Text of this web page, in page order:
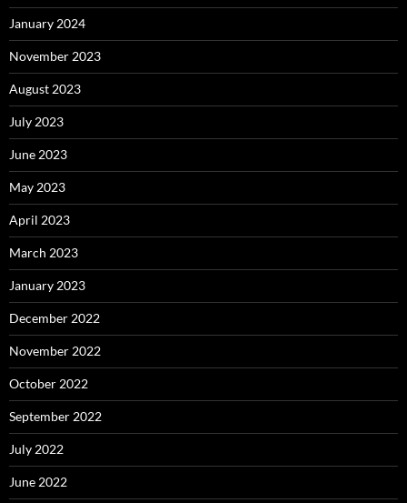
January 2024
November 2023
August 2023
July 2023
June 2023
May 2023
April 2023
March 2023
January 2023
December 2022
November 2022
October 2022
September 2022
July 2022
June 2022